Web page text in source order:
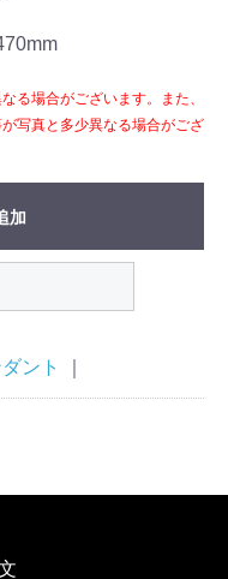
る場合がございます。また、
写真と多少異なる場合がござ
加
ント